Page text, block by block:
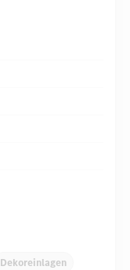
Dekoreinlagen